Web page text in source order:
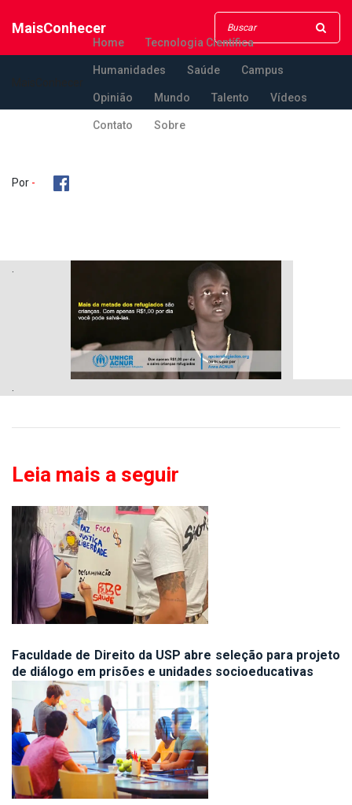
MaisConhecer
Home Tecnologia Científica
Humanidades Saúde Campus
Opinião Mundo Talento Vídeos
Contato Sobre
Por -
.
.
Leia mais a seguir
Faculdade de Direito da USP abre seleção para projeto
de diálogo em prisões e unidades socioeducativas